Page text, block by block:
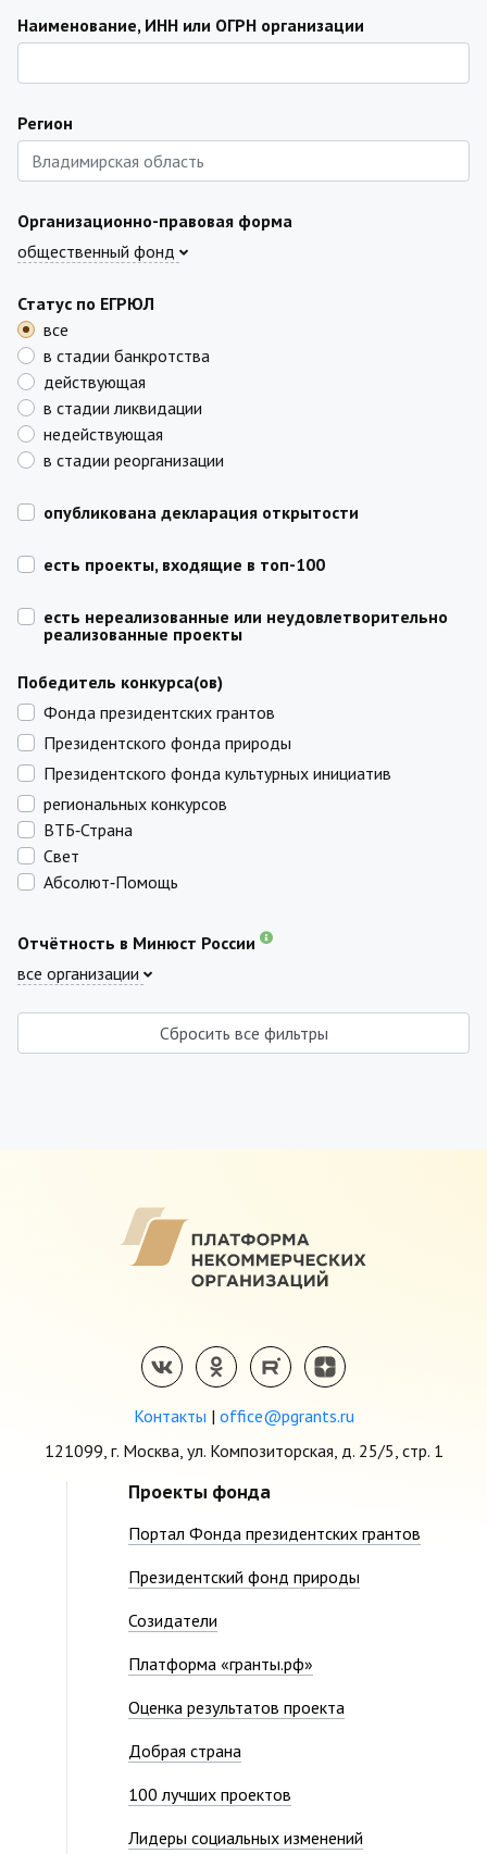
Наименование, ИНН или ОГРН организации
Регион
Организационно-правовая форма
общественный фонд
Статус по ЕГРЮЛ
все
в стадии банкротства
действующая
в стадии ликвидации
недействующая
в стадии реорганизации
опубликована декларация открытости
есть проекты, входящие в топ-100
есть нереализованные или неудовлетворительно
реализованные проекты
Победитель конкурса(ов)
Фонда президентских грантов
Президентского фонда природы
Президентского фонда культурных инициатив
региональных конкурсов
ВТБ‑Страна
Свет
Абсолют‑Помощь
Отчётность в Минюст России
все организации
Сбросить все фильтры
Контакты | office@pgrants.ru
121099, г. Москва, ул. Композиторская, д. 25/5, стр. 1
Проекты фонда
Портал Фонда президентских грантов
Президентский фонд природы
Созидатели
Платформа «гранты.рф»
Оценка результатов проекта
Добрая страна
100 лучших проектов
Лидеры социальных изменений